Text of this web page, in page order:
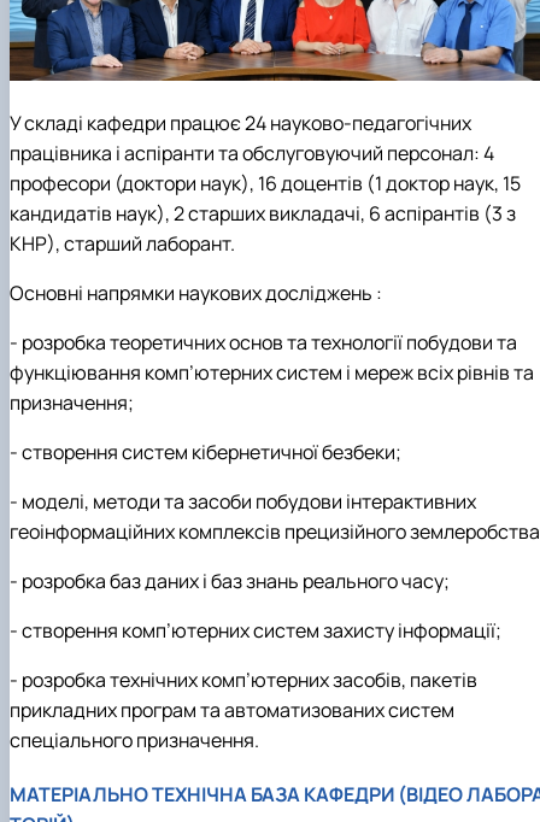
У складі кафедри працює 24 науково-педагогічних
працівника і аспіранти та обслуговуючий персонал: 4
професори (доктори наук), 16 доцентів (1 доктор наук, 15
кандидатів наук), 2 старших викладачі, 6 аспірантів (3 з
КНР), старший лаборант.
Основні напрямки наукових досліджень :
- розробка теоретичних основ та технології побудови та
функціювання комп’ютерних систем і мереж всіх рівнів та
призначення;
- створення систем кібернетичної безбеки;
- моделі, методи та засоби побудови інтерактивних
геоінформаційних комплексів прецизійного
- розробка баз даних і баз знань реального часу;
- створення комп’ютерних систем захисту інформації;
- розробка технічних комп’ютерних засобів, пакетів
прикладних програм та автоматизованих систем
спеціального призначення.
МАТЕРІАЛЬНО ТЕХНІЧНА БАЗА КАФЕДРИ (ВІДЕО